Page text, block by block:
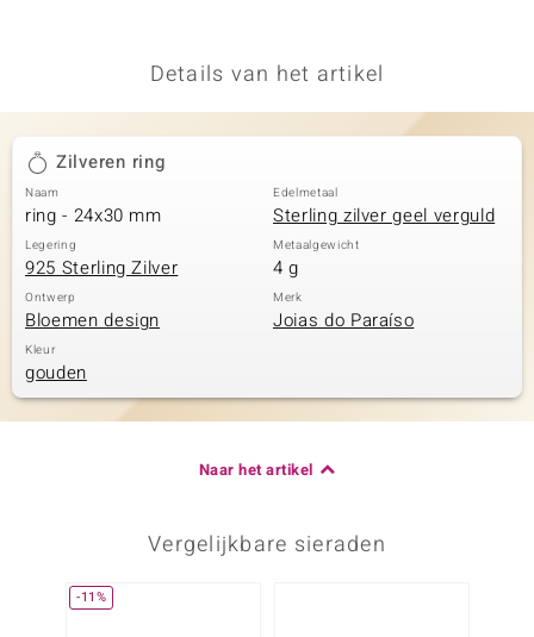
Details van het artikel
Zilveren ring
Naam
ring - 24x30 mm
Edelmetaal
Sterling zilver geel verguld
Legering
925 Sterling Zilver
Metaalgewicht
4 g
Ontwerp
Bloemen design
Merk
Joias do Paraíso
Kleur
gouden
Naar het artikel
Vergelijkbare sieraden
-11%